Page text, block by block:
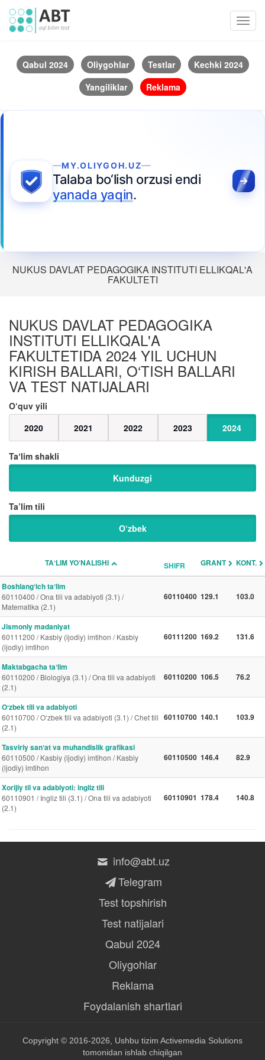
Qabul 2024 Oliygohlar Testlar
Kechki 2024
Yangiliklar
Reklama
MY.OLIYGOH.UZ
Talaba bo‘lish orzusi endi
yanada yaqin.
NUKUS DAVLAT PEDAGOGIKA INSTITUTI ELLIKQAL'A
FAKULTETI
NUKUS DAVLAT PEDAGOGIKA
INSTITUTI ELLIKQAL'A
FAKULTETIDA 2024 YIL UCHUN
KIRISH BALLARI, O‘TISH BALLARI
VA TEST NATIJALARI
O‘quv yili
2020
2021 2022 2023 2024
Taʼlim shakli
Kunduzgi
Ta’lim tili
O‘zbek
TAʼLIM YO‘NALISHI SHIFR GRANT KONT.
Boshlangʻich taʼlim
60110400 / Ona tili va adabiyoti (3.1) /
Matematika (2.1)
60110400 129.1 103.0
Jismoniy madaniyat
60111200 / Kasbiy (ijodiy) imtihon / Kasbiy
(ijodiy) imtihon
60111200 169.2 131.6
Maktabgacha taʼlim
60110200 / Biologiya (3.1) / Ona tili va adabiyoti
(2.1)
60110200 106.5 76.2
Oʻzbek tili va adabiyoti
60110700 / O‘zbek tili va adabiyoti (3.1) / Chet tili
(2.1)
60110700 140.1 103.9
Tasviriy sanʼat va muhandislik grafikasi
60110500 / Kasbiy (ijodiy) imtihon / Kasbiy
(ijodiy) imtihon
60110500 146.4 82.9
Xorijiy til va adabiyoti: ingliz tili
60110901 / Ingliz tili (3.1) / Ona tili va adabiyoti
(2.1)
60110901 178.4 140.8
info@abt.uz
Telegram
Test topshirish
Test natijalari
Qabul 2024
Oliygohlar
Reklama
Foydalanish shartlari
Copyright © 2016-2026, Ushbu tizim Activemedia Solutions
tomonidan ishlab chiqilgan